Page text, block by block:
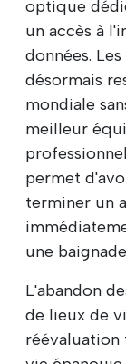
optique
un accès à
données.
désormais
mondiale
meilleur
permet
terminer un
une
L'abandon
de lieux de